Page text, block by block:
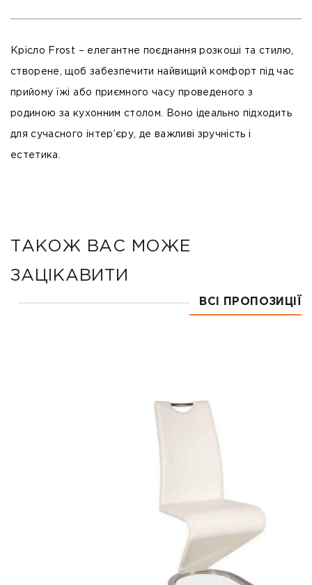
Крісло Frost – елегантне поєднання розкоші та стилю,
створене, щоб забезпечити найвищий комфорт під час
прийому їжі або приємного часу проведеного з
родиною за кухонним столом. Воно ідеально підходить
для сучасного інтер’єру, де важливі зручність і
естетика.
ТАКОЖ ВАС МОЖЕ
ЗАЦІКАВИТИ
ВСІ ПРОПОЗИЦІЇ